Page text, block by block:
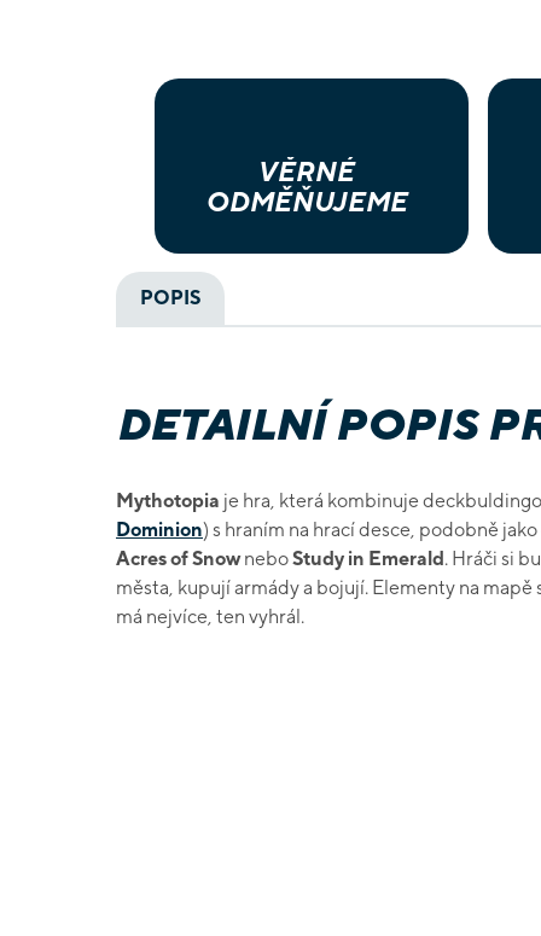
VĚRNÉ
ODMĚŇUJEME
POPIS
DETAILNÍ POPIS
Mythotopia je hra, která kombinuje
Dominion) s hraním na hrací desce, podobně
Acres of SnowneboStudy in Emerald. Hráči si
města, kupují armády a bojují. Elementy na
má nejvíce, ten vyhrál.